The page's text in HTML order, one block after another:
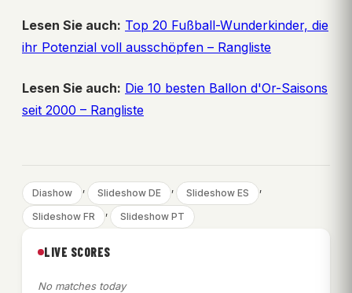
Lesen Sie auch: Top 20 Fußball-Wunderkinder, die
ihr Potenzial voll ausschöpfen – Rangliste
Lesen Sie auch: Die 10 besten Ballon d'Or-Saisons
seit 2000 – Rangliste
Diashow , Slideshow DE , Slideshow ES ,
Slideshow FR , Slideshow PT
LIVE SCORES
No matches today